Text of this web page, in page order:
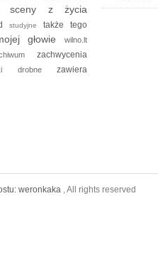
sceny z życia
studyjnetakże tego
głowiewilno.lt
zachwycenia
drobnezawiera
weronkaka , All rights reserved